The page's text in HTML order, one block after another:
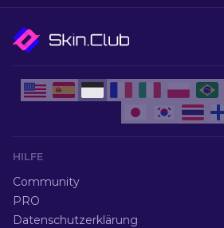
HILFE
Community
PRO
Datenschutzerklärung